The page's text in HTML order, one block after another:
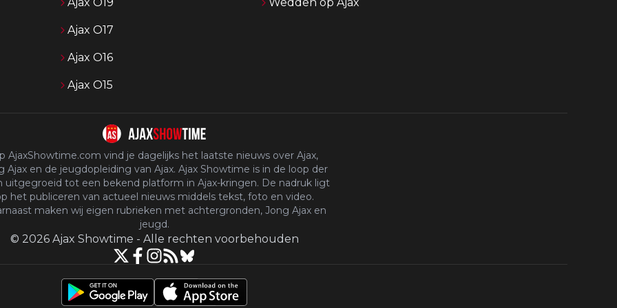
Ajax O17
Ajax O16
Ajax O15
AjaxShowtime.com vind je dagelijks het laatste nieuws over Ajax,
Ajax en de jeugdopleiding van Ajax. Ajax Showtime is in de loop der
uitgegroeid tot een bekend platform in Ajax-kringen. De nadruk ligt
het publiceren van actueel nieuws middels tekst, foto en video.
maken wij eigen rubrieken met achtergronden, Jong Ajax en
jeugd.
© 2026 Ajax Showtime - Alle rechten voorbehouden